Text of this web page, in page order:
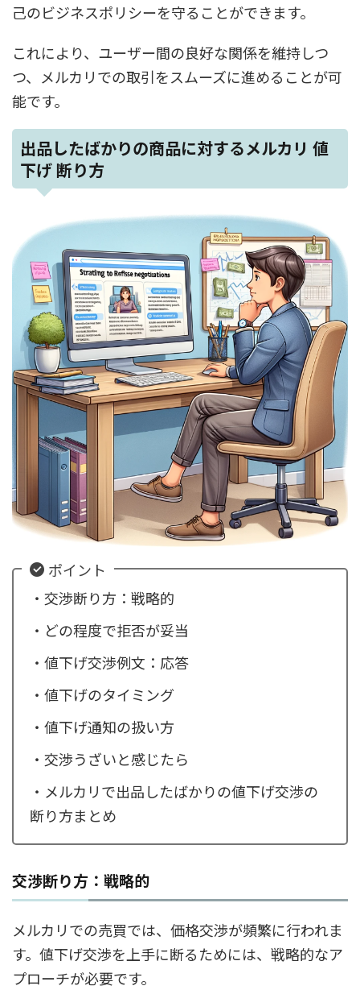
己のビジネスポリシーを守ることができます。
これにより、ユーザー間の良好な関係を維持しつ
つ、メルカリでの取引をスムーズに進めることが可
能です。
出品したばかりの商品に対するメルカリ 値
下げ 断り方
ポイント
・交渉断り方：戦略的
・どの程度で拒否が妥当
・値下げ交渉例文：応答
・値下げのタイミング
・値下げ通知の扱い方
・交渉うざいと感じたら
・メルカリで出品したばかりの値下げ交渉の
断り方まとめ
交渉断り方：戦略的
メルカリでの売買では、価格交渉が頻繁に行われま
す。値下げ交渉を上手に断るためには、戦略的なア
プローチが必要です。